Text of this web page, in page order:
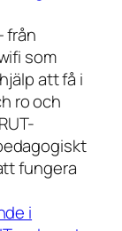
från
som
att få i
ro och
fungera
i